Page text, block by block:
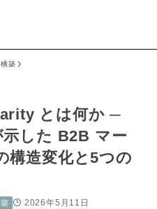
築
とは何か ─
した B2B マー
構造変化と5つの
2026年5月11日